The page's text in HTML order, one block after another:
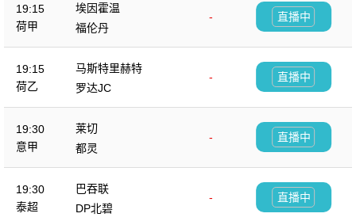
19:15
荷甲
埃因霍温
-
福伦丹
直播中
19:15
荷乙
马斯特里赫特
-
罗达JC
直播中
19:30
意甲
莱切
-
都灵
直播中
19:30
泰超
巴吞联
-
DP北碧
直播中